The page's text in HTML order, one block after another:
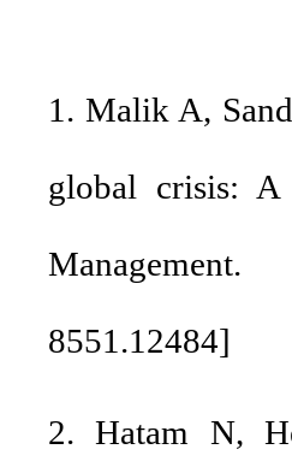
1. Malik A,
global crisis:
8551.12484]
2. Hatam N,